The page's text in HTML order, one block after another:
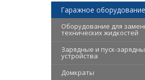
Гаражное оборудование
Оборудование для
технических жидкостей
Зарядные и пуск-
устройства
Домкраты